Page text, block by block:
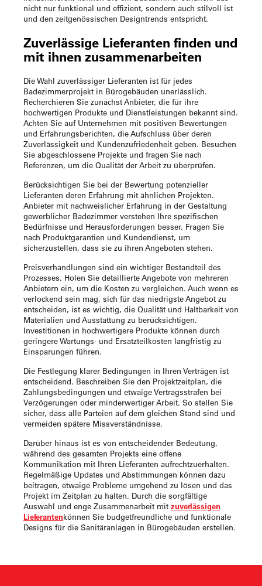
nicht nur funktional und effizient, sondern auch stilvoll ist
und den zeitgenössischen Designtrends entspricht.
Zuverlässige Lieferanten finden und
mit ihnen zusammenarbeiten
Die Wahl zuverlässiger Lieferanten ist für jedes
Badezimmerprojekt in Bürogebäuden unerlässlich.
Recherchieren Sie zunächst Anbieter, die für ihre
hochwertigen Produkte und Dienstleistungen bekannt sind.
Achten Sie auf Unternehmen mit positiven Bewertungen
und Erfahrungsberichten, die Aufschluss über deren
Zuverlässigkeit und Kundenzufriedenheit geben. Besuchen
Sie abgeschlossene Projekte und fragen Sie nach
Referenzen, um die Qualität der Arbeit zu überprüfen.
Berücksichtigen Sie bei der Bewertung potenzieller
Lieferanten deren Erfahrung mit ähnlichen Projekten.
Anbieter mit nachweislicher Erfahrung in der Gestaltung
gewerblicher Badezimmer verstehen Ihre spezifischen
Bedürfnisse und Herausforderungen besser. Fragen Sie
nach Produktgarantien und Kundendienst, um
sicherzustellen, dass sie zu ihren Angeboten stehen.
Preisverhandlungen sind ein wichtiger Bestandteil des
Prozesses. Holen Sie detaillierte Angebote von mehreren
Anbietern ein, um die Kosten zu vergleichen. Auch wenn es
verlockend sein mag, sich für das niedrigste Angebot zu
entscheiden, ist es wichtig, die Qualität und Haltbarkeit von
Materialien und Ausstattung zu berücksichtigen.
Investitionen in hochwertigere Produkte können durch
geringere Wartungs- und Ersatzteilkosten langfristig zu
Einsparungen führen.
Die Festlegung klarer Bedingungen in Ihren Verträgen ist
entscheidend. Beschreiben Sie den Projektzeitplan, die
Zahlungsbedingungen und etwaige Vertragsstrafen bei
Verzögerungen oder minderwertiger Arbeit. So stellen Sie
sicher, dass alle Parteien auf dem gleichen Stand sind und
vermeiden spätere Missverständnisse.
Darüber hinaus ist es von entscheidender Bedeutung,
während des gesamten Projekts eine offene
Kommunikation mit Ihren Lieferanten aufrechtzuerhalten.
Regelmäßige Updates und Abstimmungen können dazu
beitragen, etwaige Probleme umgehend zu lösen und das
Projekt im Zeitplan zu halten. Durch die sorgfältige
Auswahl und enge Zusammenarbeit mit zuverlässigen
Lieferantenkönnen Sie budgetfreundliche und funktionale
Designs für die Sanitäranlagen in Bürogebäuden erstellen.